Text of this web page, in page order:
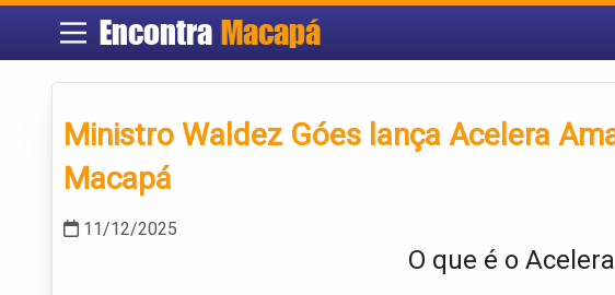
Encontra Macapá
Ministro Waldez Góes lança Acelera
Macapá
11/12/2025
O que é o